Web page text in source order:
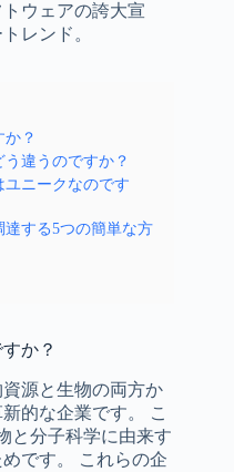
ウェアの誇大宣
レンド。
？
違うのですか？
ニークなのです
する5つの簡単な方
か？
源と生物の両方か
的な企業です。 こ
と分子科学に由来す
です。 これらの企